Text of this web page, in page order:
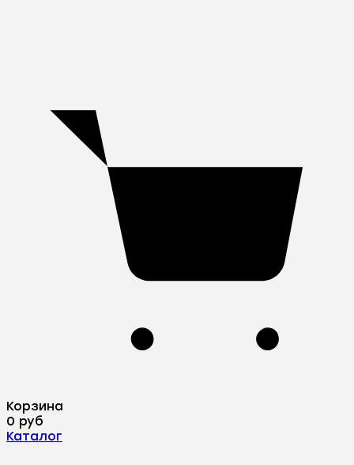
Корзина
0 руб
Каталог